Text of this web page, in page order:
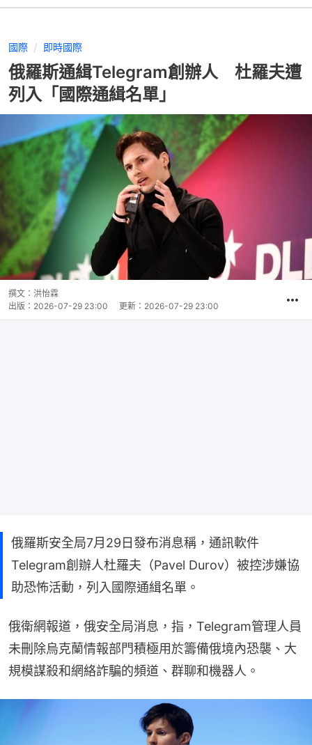
國際 即時國際
俄羅斯通緝Telegram創辦人 杜羅夫遭
列入「國際通緝名單」
撰文： 洪怡霖
出版： 2026-07-29 23:00 更新： 2026-07-29 23:00
俄羅斯安全局7月29日發布消息稱，通訊軟件
Telegram創辦人杜羅夫（Pavel Durov）被控涉嫌協
助恐怖活動，列入國際通緝名單。
俄衛網報道，俄安全局消息，指，Telegram管理人員
未刪除烏克蘭情報部門積極用於籌備俄境內恐襲、大
規模謀殺和網絡詐騙的頻道、群聊和機器人。